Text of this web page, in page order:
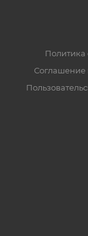
Политика
Соглашение